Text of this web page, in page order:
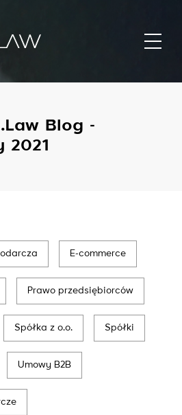
Blog -
2021
E-commerce
Prawo przedsiębiorców
Spółka z o.o. Spółki
Umowy B2B